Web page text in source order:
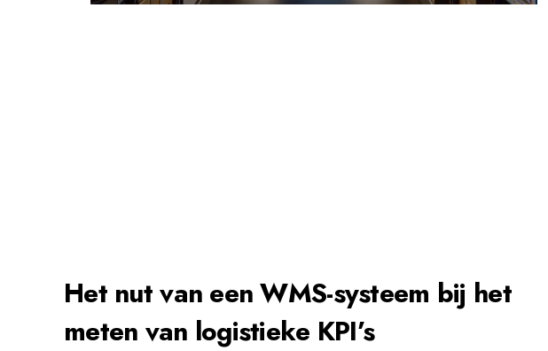
Het nut van een WMS-systeem bij het
meten van logistieke KPI’s